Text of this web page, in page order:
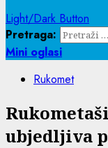
Light/Dark Button
Pretraga:
Mini oglasi
Rukomet
ubjedljiva